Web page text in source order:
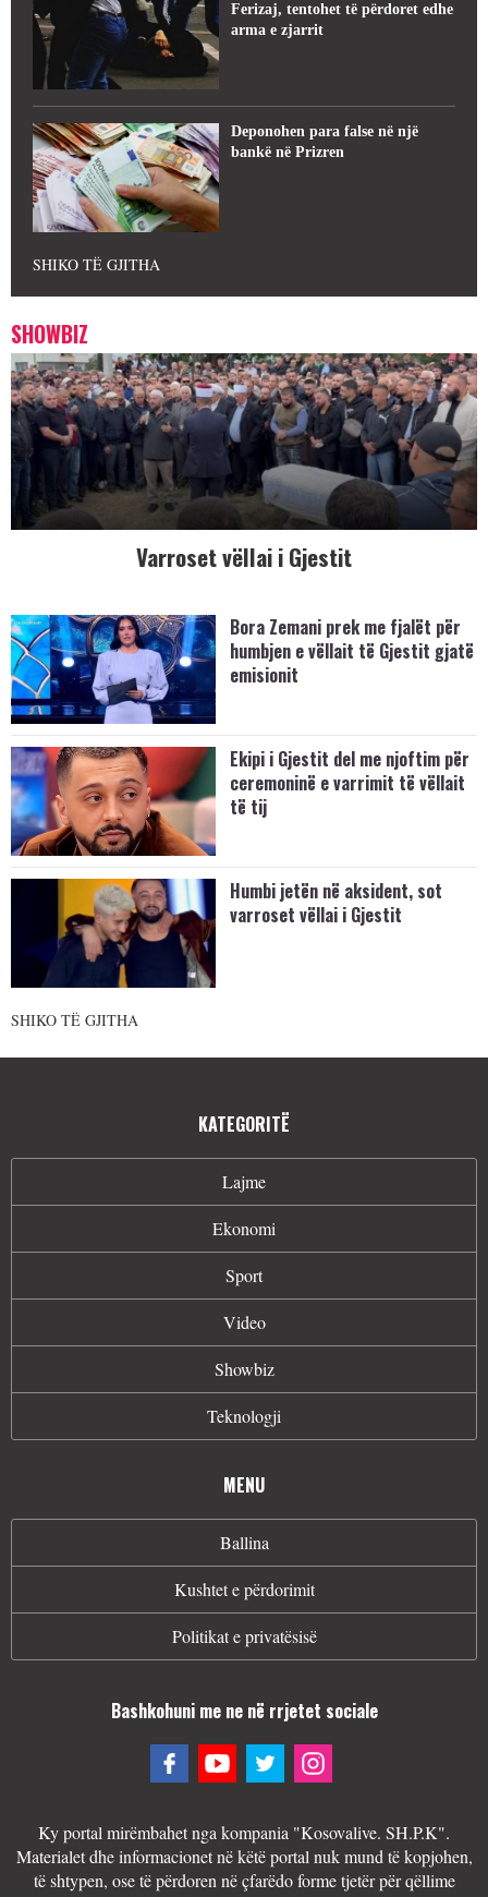
Ferizaj, tentohet të përdoret edhe
arma e zjarrit
Deponohen para false në një
bankë në Prizren
SHIKO TË GJITHA
SHOWBIZ
Varroset vëllai i Gjestit
Bora Zemani prek me fjalët për
humbjen e vëllait të Gjestit gjatë
emisionit
Ekipi i Gjestit del me njoftim për
ceremoninë e varrimit të vëllait
të tij
Humbi jetën në aksident, sot
varroset vëllai i Gjestit
SHIKO TË GJITHA
KATEGORITË
Lajme
Ekonomi
Sport
Video
Showbiz
Teknologji
MENU
Ballina
Kushtet e përdorimit
Politikat e privatësisë
Bashkohuni me ne në rrjetet sociale
Ky portal mirëmbahet nga kompania "Kosovalive. SH.P.K".
Materialet dhe informacionet në këtë portal nuk mund të kopjohen,
të shtypen, ose të përdoren në çfarëdo forme tjetër për qëllime